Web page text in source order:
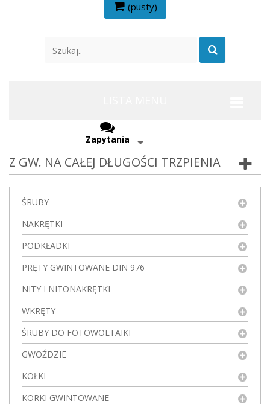
(pusty)
Zapytania
Z GW. NA CAŁEJ DŁUGOŚCI TRZPIENIA
ŚRUBY
NAKRĘTKI
PODKŁADKI
PRĘTY GWINTOWANE DIN 976
NITY I NITONAKRĘTKI
WKRĘTY
ŚRUBY DO FOTOWOLTAIKI
GWOŹDZIE
KOŁKI
KORKI GWINTOWANE